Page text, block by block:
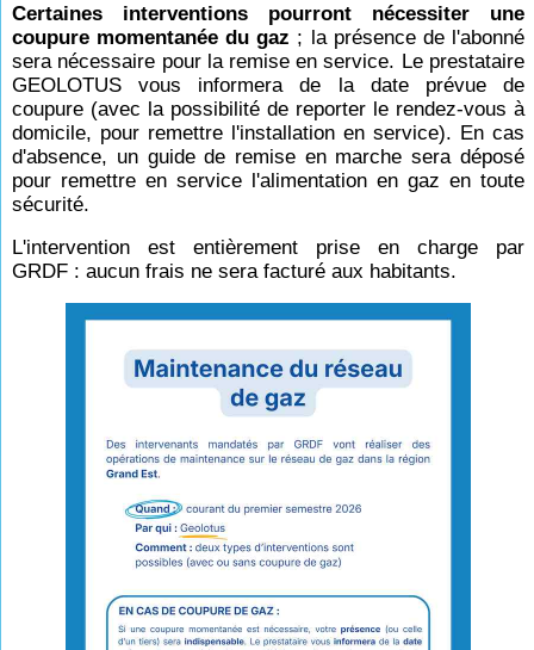
Certaines interventions pourront nécessiter une
coupure momentanée du gaz ; la présence de l'abonné
sera nécessaire pour la remise en service. Le prestataire
GEOLOTUS vous informera de la date prévue de
coupure (avec la possibilité de reporter le rendez-vous à
domicile, pour remettre l'installation en service). En cas
d'absence, un guide de remise en marche sera déposé
pour remettre en service l'alimentation en gaz en toute
sécurité.
L'intervention est entièrement prise en charge par
GRDF : aucun frais ne sera facturé aux habitants.